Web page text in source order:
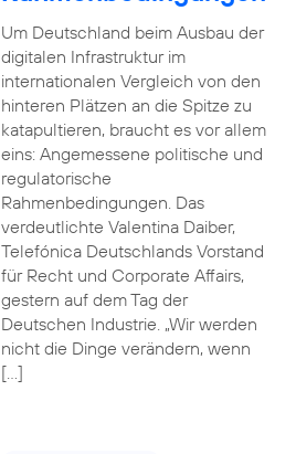
Um Deutschland beim Ausbau der
digitalen Infrastruktur im
internationalen Vergleich von den
hinteren Plätzen an die Spitze zu
katapultieren, braucht es vor allem
eins: Angemessene politische und
regulatorische
Rahmenbedingungen. Das
verdeutlichte Valentina Daiber,
Telefónica Deutschlands Vorstand
für Recht und Corporate Affairs,
gestern auf dem Tag der
Deutschen Industrie. „Wir werden
nicht die Dinge verändern, wenn
[…]